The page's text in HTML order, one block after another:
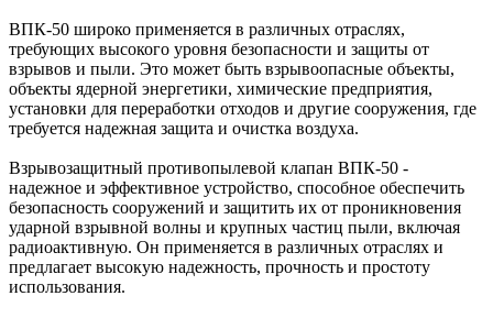
ВПК-50 широко применяется в различных отраслях,
требующих высокого уровня безопасности и защиты от
взрывов и пыли. Это может быть взрывоопасные объекты,
объекты ядерной энергетики, химические предприятия,
установки для переработки отходов и другие сооружения, где
требуется надежная защита и очистка воздуха.
Взрывозащитный противопылевой клапан ВПК-50 -
надежное и эффективное устройство, способное обеспечить
безопасность сооружений и защитить их от проникновения
ударной взрывной волны и крупных частиц пыли, включая
радиоактивную. Он применяется в различных отраслях и
предлагает высокую надежность, прочность и простоту
использования.